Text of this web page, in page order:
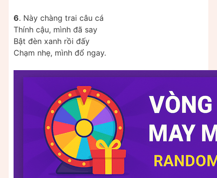
6. Này chàng trai câu cá
Thính cậu, mình đã say
Bật đèn xanh rồi đấy
Chạm nhẹ, mình đổ ngay.